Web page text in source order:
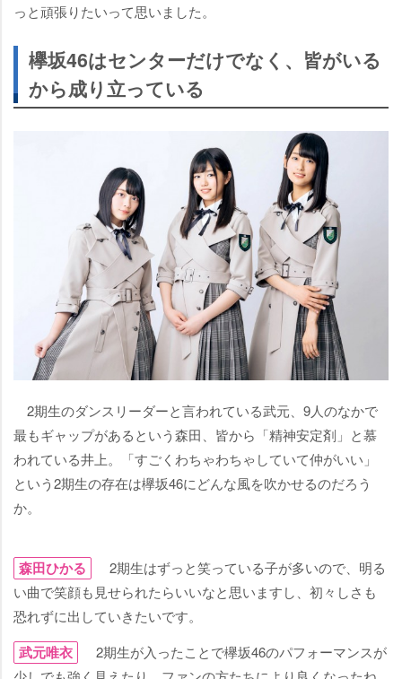
っと頑張りたいって思いました。
欅坂46はセンターだけでなく、皆がいる
から成り立っている
2期生のダンスリーダーと言われている武元、9人のなかで
最もギャップがあるという森田、皆から「精神安定剤」と慕
われている井上。「すごくわちゃわちゃしていて仲がいい」
という2期生の存在は欅坂46にどんな風を吹かせるのだろう
か。
森田ひかる
2期生はずっと笑っている子が多いので、明る
い曲で笑顔も見せられたらいいなと思いますし、初々しさも
恐れずに出していきたいです。
武元唯衣
2期生が入ったことで欅坂46のパフォーマンスが